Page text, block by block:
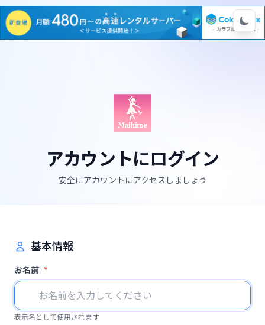
アカウントにログイン
安全にアカウントにアクセスしましょう
基本情報
お名前 *
表示名として使用されます